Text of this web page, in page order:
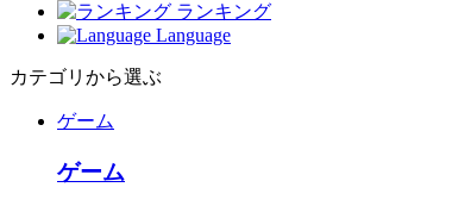
ランキング
Language
カテゴリから選ぶ
ゲーム
ゲーム